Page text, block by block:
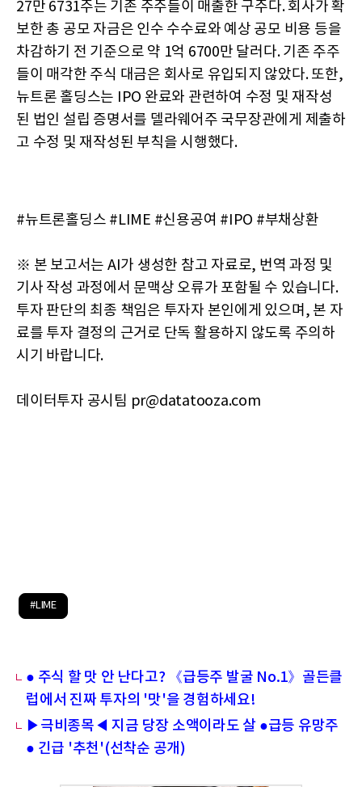
27만 6731주는 기존 주주들이 매출한 구주다. 회사가 확
보한 총 공모 자금은 인수 수수료와 예상 공모 비용 등을
차감하기 전 기준으로 약 1억 6700만 달러다. 기존 주주
들이 매각한 주식 대금은 회사로 유입되지 않았다. 또한,
뉴트론 홀딩스는 IPO 완료와 관련하여 수정 및 재작성
된 법인 설립 증명서를 델라웨어주 국무장관에게 제출하
고 수정 및 재작성된 부칙을 시행했다.
#뉴트론홀딩스 #LIME #신용공여 #IPO #부채상환
※ 본 보고서는 AI가 생성한 참고 자료로, 번역 과정 및
기사 작성 과정에서 문맥상 오류가 포함될 수 있습니다.
투자 판단의 최종 책임은 투자자 본인에게 있으며, 본 자
료를 투자 결정의 근거로 단독 활용하지 않도록 주의하
시기 바랍니다.
데이터투자 공시팀 pr@datatooza.com
#LIME
● 주식 할 맛 안 난다고? 《급등주 발굴 No.1》골든클
럽에서 진짜 투자의 '맛'을 경험하세요!
▶극비종목◀ 지금 당장 소액이라도 살 ●급등 유망주
● 긴급 '추천'(선착순 공개)